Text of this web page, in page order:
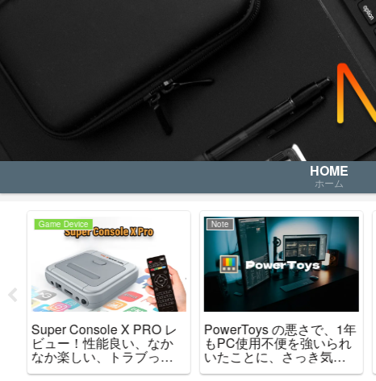
HOME
ホーム
Note
PowerToys の悪さで、1年
もPC使用不便を強いられ
いたことに、さっき気が
ついた。
Game Device
TRIMUI Smart Pro 今更レ
ビュー？ ハードの仕上が
りはグッドです。